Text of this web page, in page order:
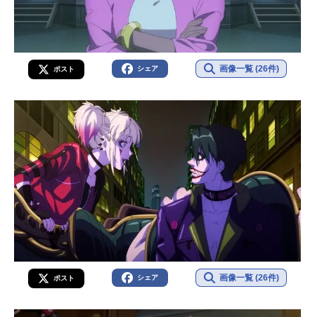
ポスト シェア 画像一覧 (26件)
ポスト シェア 画像一覧 (26件)